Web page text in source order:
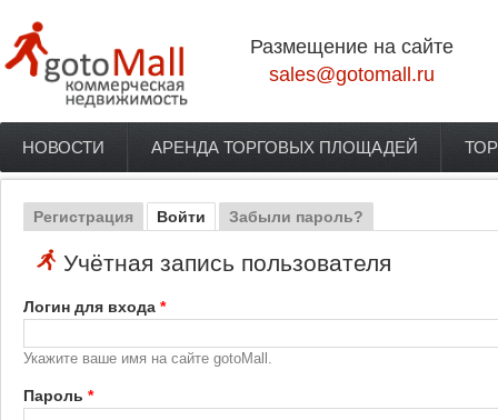
Размещение на сайте
sales@gotomall.ru
Главное меню
НОВОСТИ АРЕНДА ТОРГОВЫХ ПЛОЩАДЕЙ
Главные вкладки
Регистрация Войти (активная вкладка)
Забыли пароль?
Учётная запись пользователя
Логин для входа *
Укажите ваше имя на сайте gotoMall.
Пароль *